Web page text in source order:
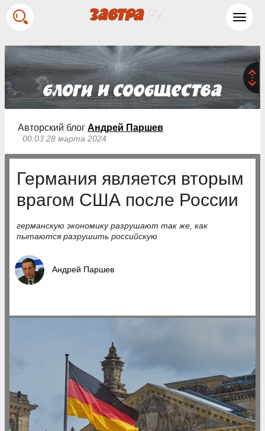
Авторский блог Андрей Паршев
00:03 28 марта 2024
Германия является вторым
врагом США после России
германскую экономику разрушают так же, как
пытаются разрушить российскую
Андрей Паршев